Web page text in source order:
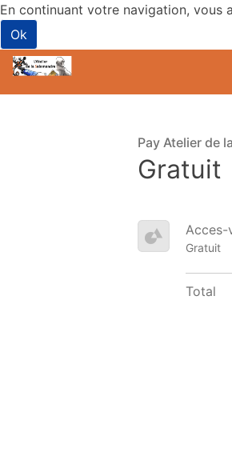
En continuant votre navigation, vous
Ok
Pay Atelier de
Gratuit
Acces-
Gratuit
Total